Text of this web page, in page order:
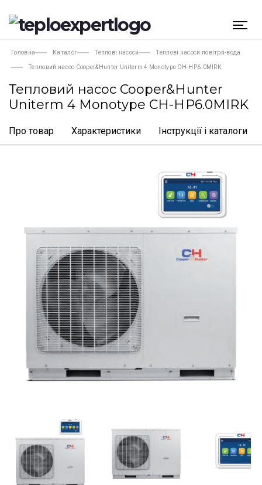
Головна Каталог Теплові насоси Теплові насоси повітря-вода
Тепловий насос Cooper&Hunter Uniterm 4 Monotype CH-HP6.0MIRK
Тепловий насос Cooper&Hunter
Uniterm 4 Monotype CH-HP6.0MIRK
Про товар Характеристики Інструкції і каталоги